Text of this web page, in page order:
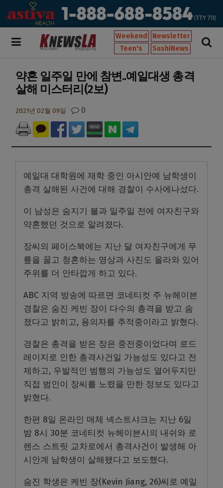
Weekend
Newsletter
Teen's
SushiNews
약혼 일주일 만에 참변..예일대생 총격
살해 미스터리(2보)
2021년 02월 09일 0
예일대 대학원에 재학 중인 아시안예 남학생이
총격 살해된 사건에 대해 경찰이 수사에나섰다.
이 남성은 숨지기 불과 일주일 전에 여자친구와
약혼했던 것으로 알려졌다.
장씨의 페이스북에는 지난 달 여자친구에게 무
릎을 꿇고 청혼하는 영상과 사진도 올라와 있어
주위를 더 안타깝게 하고 있다.
ABC 지역 방송에 따르면 코네티컷 주 뉴헤이븐
경찰은 숨진 케빈 장이 다수의 총격을 받고 숨
졌다고 밝히고, 용의자를 추적중이라고 밝혔다.
경찰은 총격을 받은 장은 중전중이었다며 로드
레이지로 인한 총격사건일 가능성도 있다고 전
제하고, 우발적인 범행의 가능성도 열어두지만
직접 범인이 장씨를 노렸을 만한 정보도 있다고
밝혔다.
한편 8일 온라인 매체 넥스트샤크는 지난 6일
밤 8시 30분 코네티컷 뉴헤이븐시의 내쉬와 로
렌스 스트릿 교차로에서 총격사건이 발생해 아
시안계 남학생이 살해됐다고 보도했다.
숨진 학생은 케빈 장(Kevin Jiang, 26)씨로 예일